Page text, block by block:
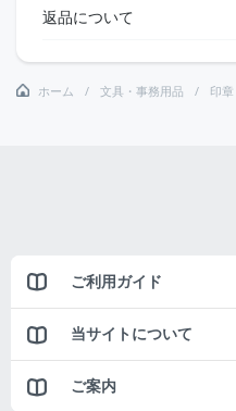
返品について
ホーム 文具・事務用品 印
ご利用ガイド
当サイトについて
ご案内